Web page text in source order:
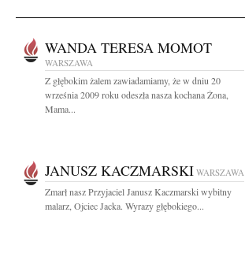
WANDA TERESA MOMOT
WARSZAWA
Z głębokim żalem zawiadamiamy, że w dniu 20
września 2009 roku odeszła nasza kochana Żona,
Mama...
JANUSZ KACZMARSKI WARSZAWA
Zmarł nasz Przyjaciel Janusz Kaczmarski wybitny
malarz, Ojciec Jacka. Wyrazy głębokiego...